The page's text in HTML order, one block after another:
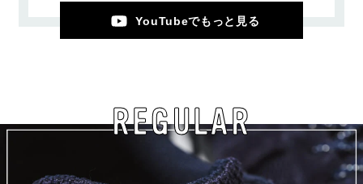
YouTubeでもっと見る
REGULAR